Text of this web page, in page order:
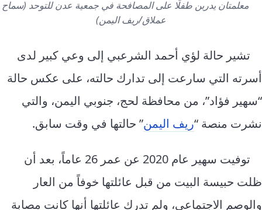
معلمتان يدربن طفلًا على المصافحة في جمعية عدن للتوحد (سماح
عملاق/ريف اليمن)
تشير حالة لؤي أحمد الشرعبي إلى وعي كبير لدى
أسرته التي سارعت إلى تدارك حالته، على عكس حالة
“سهير فؤاد”، من محافظة لحج، جنوبي اليمن، والتي
نشرت منصة “ريف اليمن” حالتها في وقت سابق.
توفيت سهير عام 2020 عن عمر 26 عاماً، بعد أن
ظلت حبيسة البيت من قبل عائلتها خوفاً من العار
والوصم الاجتماعي، ولم تدرك عائلتها أنها كانت مصابة